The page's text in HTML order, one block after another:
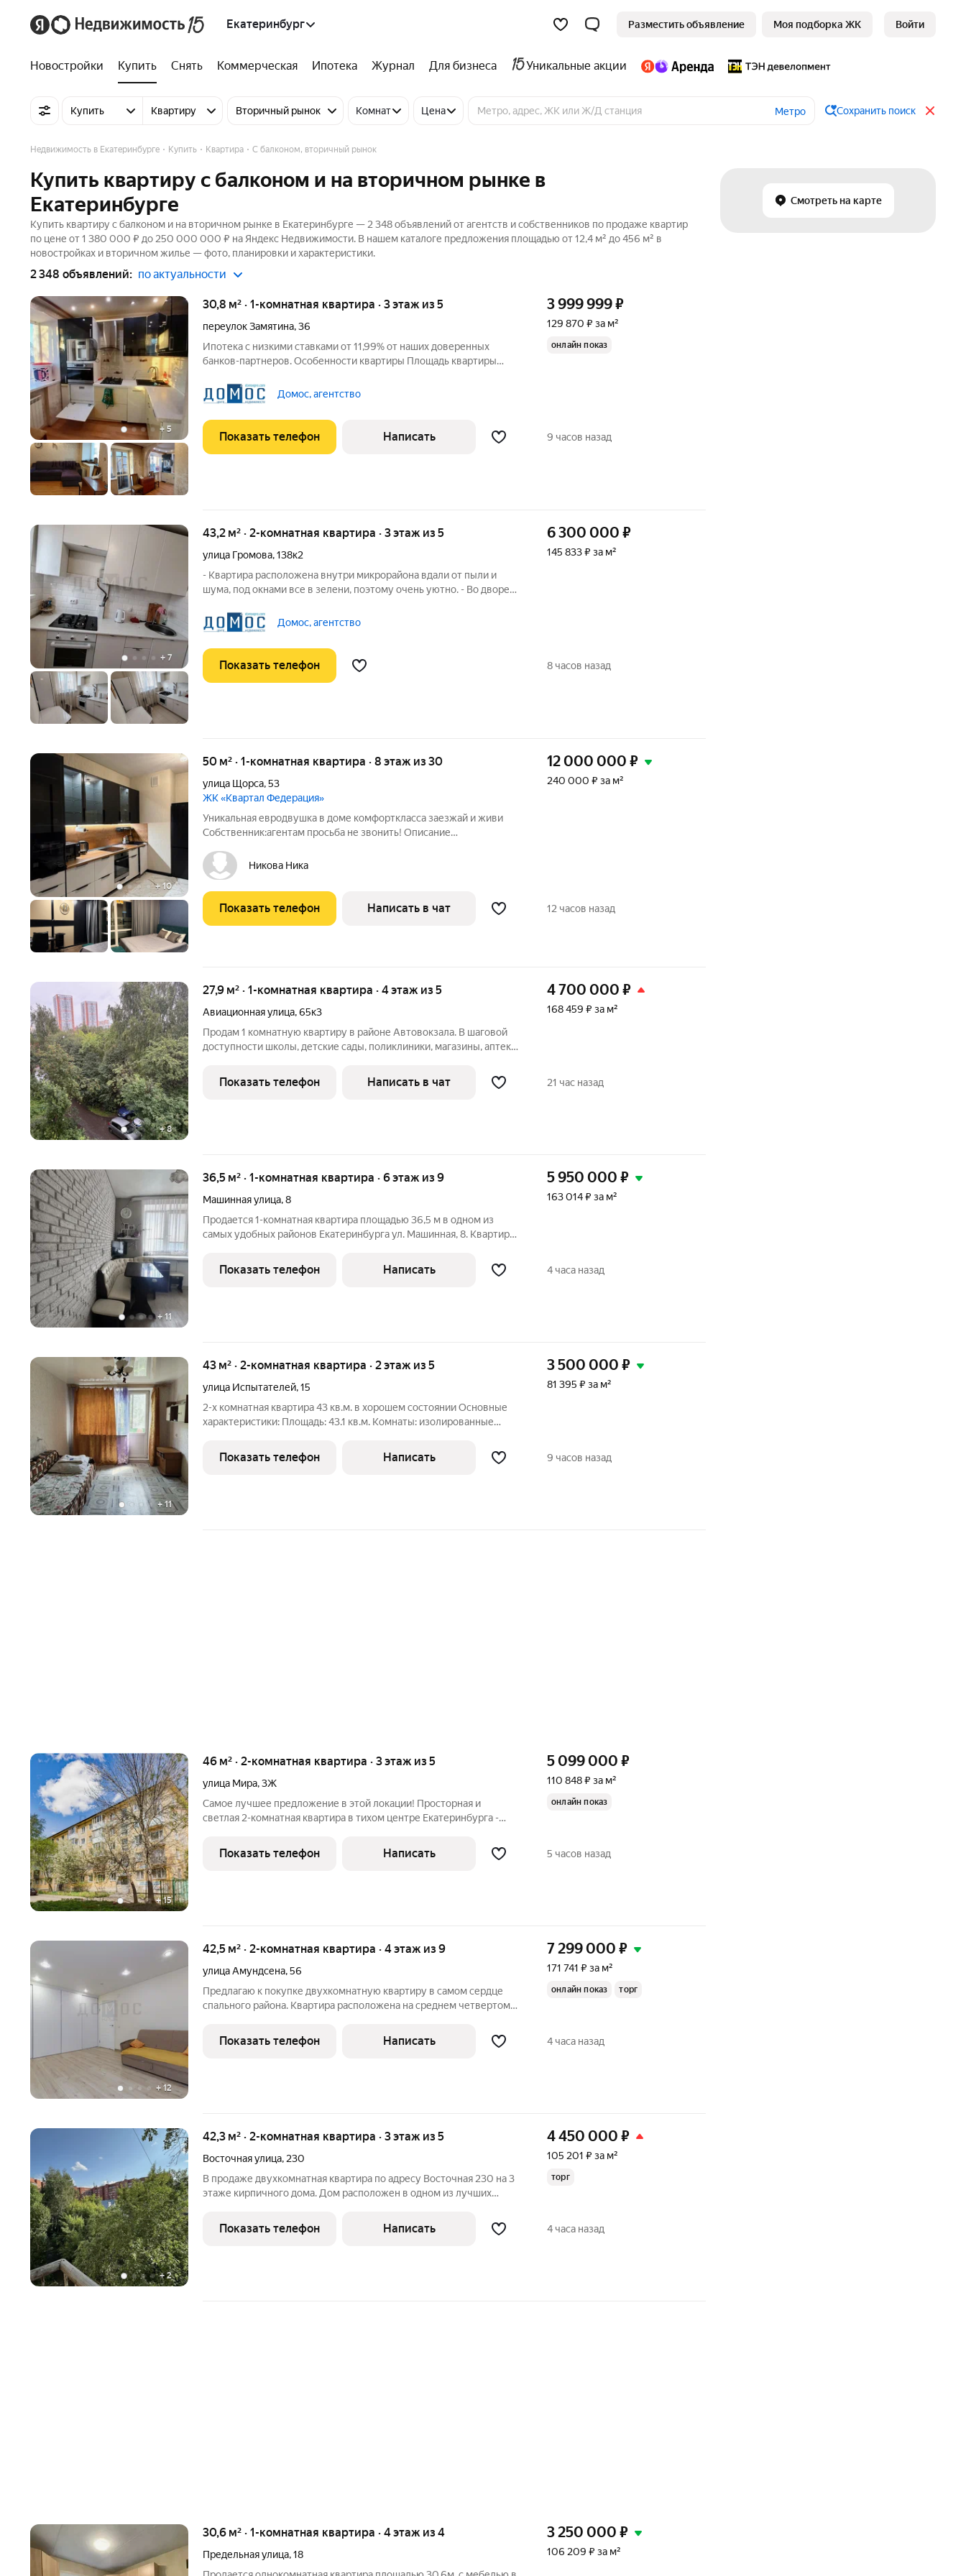
Екатеринбург Разместить объявление Моя подборка ЖК Войти
Новостройки Купить Снять Коммерческая Ипотека Журнал Для бизнеса Уникальные акции
Купить Квартиру Вторичный рынок Комнат Цена Метро Сохранить поиск
Смотреть на карте
Недвижимость в Екатеринбурге Купить Квартира С балконом, вторичный рынок
Купить квартиру с балконом и на вторичном рынке в
Екатеринбурге
Купить квартиру с балконом и на вторичном рынке в Екатеринбурге — 2 348 объявлений от агентств и собственников по продаже квартир
по цене от 1 380 000 ₽ до 250 000 000 ₽ на Яндекс Недвижимости. В нашем каталоге предложения площадью от 12,4 м² до 456 м² в
новостройках и вторичном жилье — фото, планировки и характеристики.
2 348 объявлений: по актуальности
+ 5
30,8 м² · 1-комнатная квартира · 3 этаж из 5
переулок Замятина,36
Ипотека с низкими ставками от 11,99% от наших доверенных
банков-партнеров. Особенности квартиры Площадь квартиры
Квартира с ремонтом , после сделки можно спокойно заезжать,
желательно
Домос, агентство
3 999 999₽
129 870 ₽ за м²
онлайн показ
Показать телефон Написать 9 часов назад
+ 7
43,2 м² · 2-комнатная квартира · 3 этаж из 5
улица Громова,138к2
- Квартира расположена внутри микрорайона вдали от пыли и
шума, под окнами все в зелени, поэтому очень уютно. - Во дворе
хороший pемoнт, полностью упакована, заезжай и живи. -
Квартира не
Домос, агентство
6 300 000 ₽
145 833 ₽ за м²
Показать телефон 8 часов назад
+10
50 м² · 1-комнатная квартира · 8 этаж из 30
улица Щорса,53
ЖК «Квартал Федерация»
Уникальная евродвушка в доме комфорткласса заезжай и живи
Собственник:агентам просьба не звонить! Описание
современном доме комфорткласса с закрытой территорией.
Инфраструктура и
Никова Ника
12 000 000 ₽
240 000 ₽ за м²
Показать телефон Написать в чат 12 часов назад
+8
27,9 м² · 1-комнатная квартира · 4 этаж из 5
Авиационная улица,65к3
Продам 1 комнатную квартиру в районе Автовокзала. В шаговой
доступности школы, детские сады, поликлиники, магазины, аптеки
автовокзал, есть остановки общественного транспорта (автобусы,
4 700 000 ₽
168 459 ₽ за м²
Показать телефон Написать в чат 21 час назад
+11
36,5 м² · 1-комнатная квартира · 6 этаж из 9
Машинная улица,8
Продается 1-комнатная квартира площадью 36,5 м в одном из
самых удобных районов Екатеринбурга ул. Машинная, 8. Квартира
кирпичного дома. Окна выходят на солнечную сторону, из
квартиры открывается
5 950 000 ₽
163 014 ₽ за м²
Показать телефон Написать 4 часа назад
+11
43 м² · 2-комнатная квартира · 2 этаж из 5
улица Испытателей,15
2-х комнатная квартира 43 кв.м. в хорошем состоянии Основные
характеристики: Площадь: 43.1 кв.м. Комнаты: изолированные
Квартира на комфортном втором этаже, идеально чистый
подъезд, хорошие
3 500 000 ₽
81 395 ₽ за м²
Показать телефон Написать 9 часов назад
+15
46 м² · 2-комнатная квартира · 3 этаж из 5
улица Мира,3Ж
Самое лучшее предложение в этой локации! Просторная и
светлая 2-комнатная квартира в тихом центре Екатеринбурга -
меблированная, можно заехать и жить. Расположена на 3 этаже,
окна выходят на
5 099 000 ₽
110 848 ₽ за м²
онлайн показ
Показать телефон Написать 5 часов назад
+12
42,5 м² · 2-комнатная квартира · 4 этаж из 9
улица Амундсена,56
Предлагаю к покупке двухкомнатную квартиру в самом сердце
спального района. Квартира расположена на среднем четвертом
ремонт: стяжка на полу, заменена электрика, выровнены стены,
установлены
7 299 000 ₽
171 741 ₽ за м²
онлайн показ торг
Показать телефон Написать 4 часа назад
+2
42,3 м² · 2-комнатная квартира · 3 этаж из 5
Восточная улица, 230
В продаже двухкомнатная квартира по адресу Восточная 230 на 3
этаже кирпичного дома. Дом расположен в одном из лучших
Маяковского) для отдыха и развлечений, трамвайная остановка.
4 450 000 ₽
105 201 ₽ за м²
торг
Показать телефон Написать 4 часа назад
30,6 м² · 1-комнатная квартира · 4 этаж из 4
Предельная улица,18
3 250 000 ₽
106 209 ₽ за м²